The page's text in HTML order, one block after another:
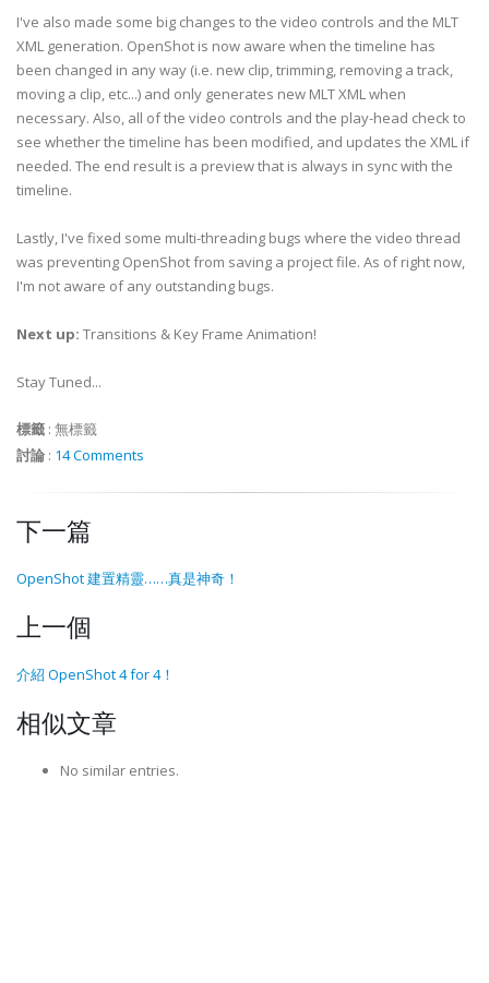
I've also made some big changes to the video controls and the MLT
XML generation. OpenShot is now aware when the timeline has
been changed in any way (i.e. new clip, trimming, removing a track,
moving a clip, etc...) and only generates new MLT XML when
necessary. Also, all of the video controls and the play-head check to
see whether the timeline has been modified, and updates the XML if
needed. The end result is a preview that is always in sync with the
timeline.
Lastly, I've fixed some multi-threading bugs where the video thread
was preventing OpenShot from saving a project file. As of right now,
I'm not aware of any outstanding bugs.
Next up: Transitions & Key Frame Animation!
Stay Tuned...
標籤 : 無標籤
討論 : 14 Comments
下一篇
OpenShot 建置精靈……真是神奇！
上一個
介紹 OpenShot 4 for 4！
相似文章
No similar entries.